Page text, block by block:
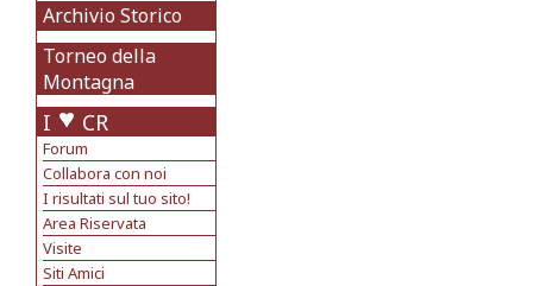
Archivio Storico
Torneo della
Montagna
I CR
Forum
Collabora con noi
I risultati sul tuo sito!
Area Riservata
Visite
Siti Amici